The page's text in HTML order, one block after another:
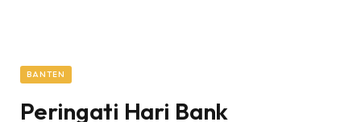
BANTEN
Peringati Hari Bank